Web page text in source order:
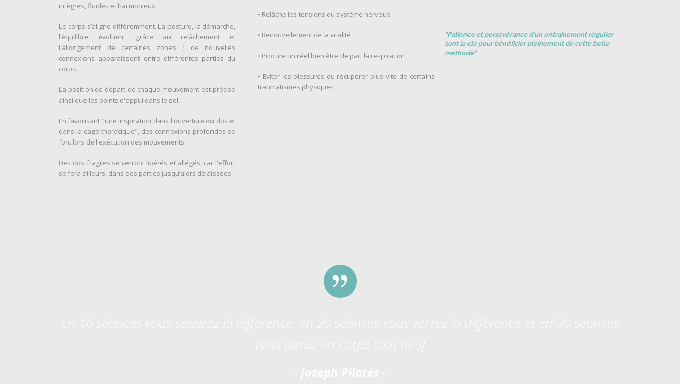
intègres, fluides et harmonieux.
Le corps s’aligne différemment. La posture, la démarche,
l’équilibre évoluent grâce au relâchement et
l'allongement de certaines zones ; de nouvelles
connexions apparaissent entre différentes parties du
corps.
La position de départ de chaque mouvement est précise
ainsi que les points d'appui dans le sol.
En favorisant "une inspiration dans l'ouverture du dos et
dans la cage thoracique", des connexions profondes se
font lors de l'exécution des mouvements.
Des dos fragiles se verront libérés et allégés, car l'effort
se fera ailleurs, dans des parties jusqu’alors délaissées.
• Relâche les tensions du système nerveux
• Renouvellement de la vitalité
• Procure un réel bien être de part la respiration
• Eviter les blessures ou récupérer plus vite de certains
traumatismes physiques
"Patience et persévérance d'un entraînement régulier
sont la clé pour bénéficier pleinement de cette belle
méthode"